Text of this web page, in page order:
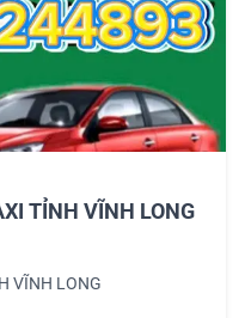
TỈNH VĨNH LONG
VĨNH LONG